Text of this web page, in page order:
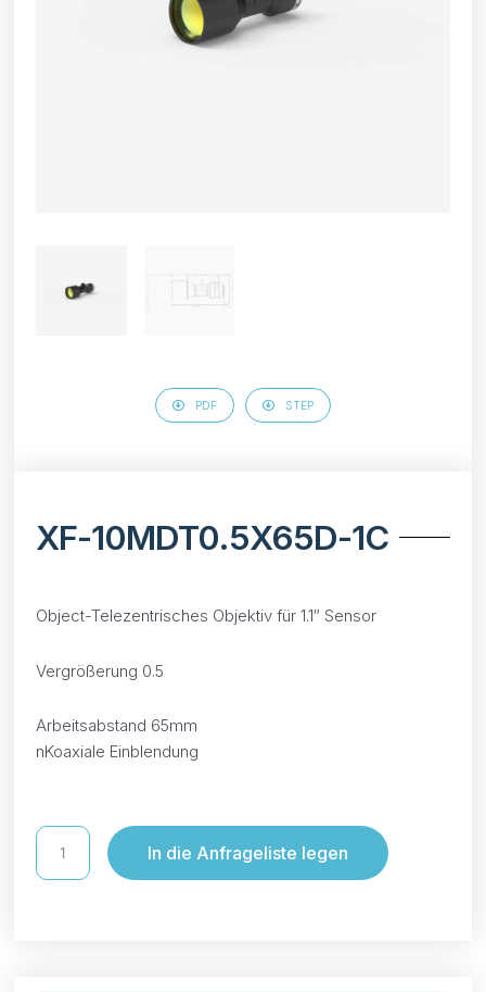
PDF STEP
XF-10MDT0.5X65D-1C
Object-Telezentrisches Objektiv für 1.1″ Sensor
Vergrößerung 0.5
Arbeitsabstand 65mm
nKoaxiale Einblendung
In die Anfrageliste legen